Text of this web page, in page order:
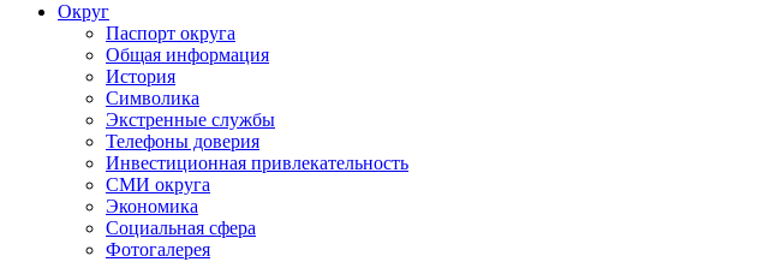
Округ
Паспорт округа
Общая информация
История
Символика
Экстренные службы
Телефоны доверия
Инвестиционная привлекательность
СМИ округа
Экономика
Социальная сфера
Фотогалерея